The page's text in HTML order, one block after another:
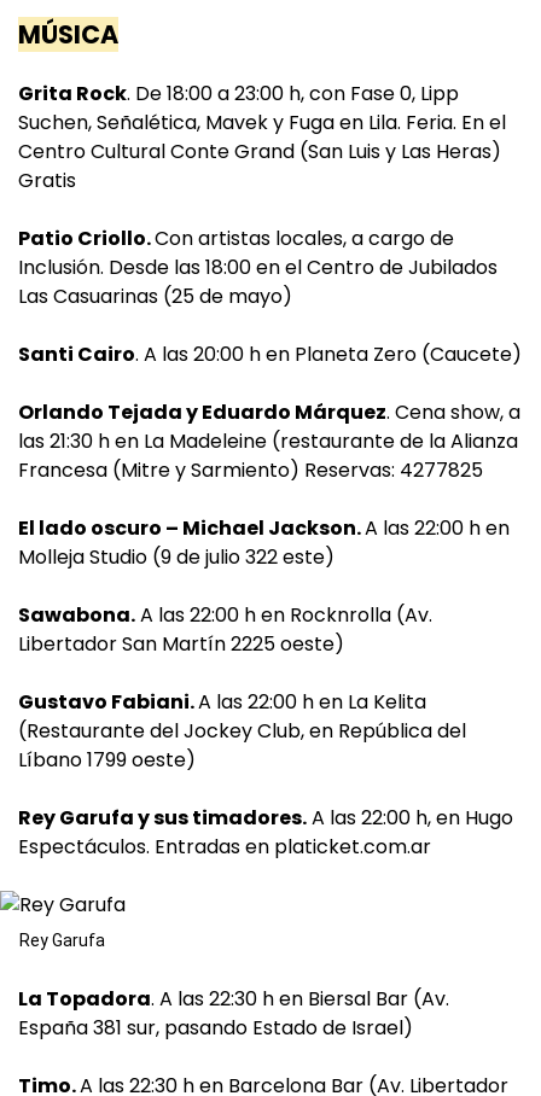
MÚSICA
Grita Rock. De 18:00 a 23:00 h, con Fase 0, Lipp
Suchen, Señalética, Mavek y Fuga en Lila. Feria. En el
Centro Cultural Conte Grand (San Luis y Las Heras)
Gratis
Patio Criollo.Con artistas locales, a cargo de
Inclusión. Desde las 18:00 en el Centro de Jubilados
Las Casuarinas (25 de mayo)
Santi Cairo. A las 20:00 h en Planeta Zero (Caucete)
Orlando Tejada y Eduardo Márquez. Cena show, a
las 21:30 h en La Madeleine (restaurante de la Alianza
Francesa (Mitre y Sarmiento) Reservas: 4277825
El lado oscuro – Michael Jackson.A las 22:00 h en
Molleja Studio (9 de julio 322 este)
Sawabona.A las 22:00 h en Rocknrolla (Av.
Libertador San Martín 2225 oeste)
Gustavo Fabiani.A las 22:00 h en La Kelita
(Restaurante del Jockey Club, en República del
Líbano 1799 oeste)
Rey Garufa y sus timadores.A las 22:00 h, en Hugo
Espectáculos. Entradas en platicket.com.ar
Rey Garufa
La Topadora. A las 22:30 h en Biersal Bar (Av.
España 381 sur, pasando Estado de Israel)
Timo.A las 22:30 h en Barcelona Bar (Av. Libertador